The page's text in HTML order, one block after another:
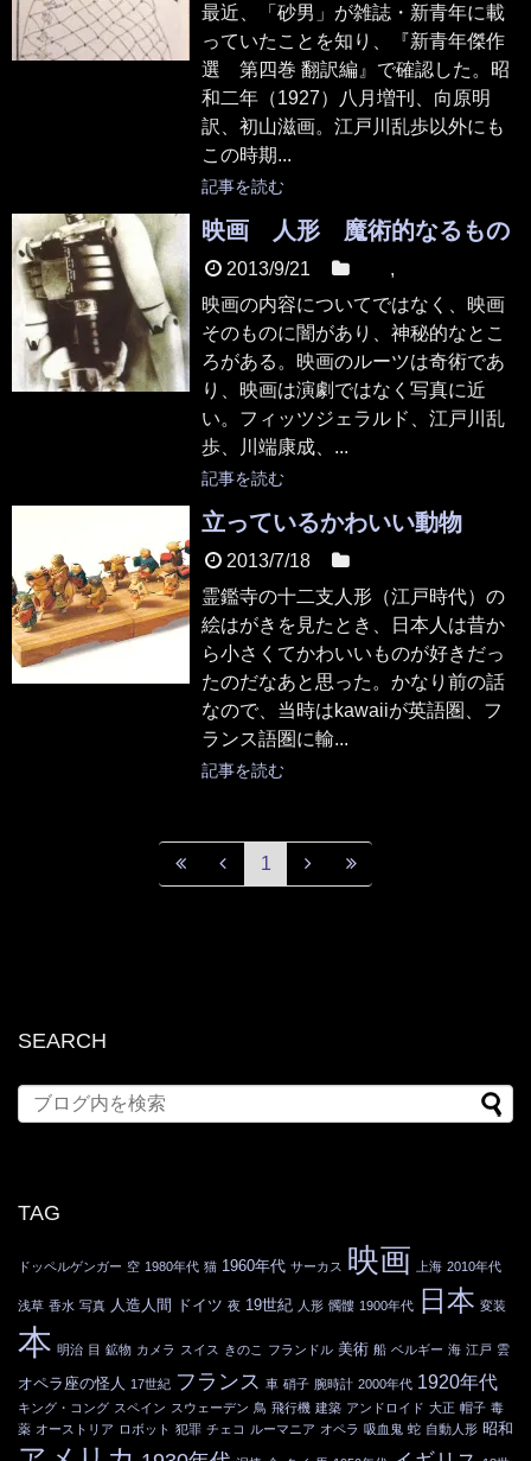
最近、「砂男」が雑誌・新青年に載
っていたことを知り、『新青年傑作
選 第四巻 翻訳編』で確認した。昭
和二年（1927）八月増刊、向原明
訳、初山滋画。江戸川乱歩以外にも
この時期...
記事を読む
映画 人形 魔術的なるもの
2013/9/21 ,
映画の内容についてではなく、映画
そのものに闇があり、神秘的なとこ
ろがある。映画のルーツは奇術であ
り、映画は演劇ではなく写真に近
い。フィッツジェラルド、江戸川乱
歩、川端康成、...
記事を読む
立っているかわいい動物
2013/7/18
霊鑑寺の十二支人形（江戸時代）の
絵はがきを見たとき、日本人は昔か
ら小さくてかわいいものが好きだっ
たのだなあと思った。かなり前の話
なので、当時はkawaiiが英語圏、フ
ランス語圏に輸...
記事を読む
1
SEARCH
TAG
ドッペルゲンガー 空 1980年代 猫 1960年代 サーカス 映画 上海 2010年代
浅草 香水 写真 人造人間 ドイツ 夜 19世紀 人形 髑髏 1900年代 日本 変装
本 明治 目 鉱物 カメラ スイス きのこ フランドル 美術 船 ベルギー 海 江戸 雲
オペラ座の怪人 17世紀 フランス 車 硝子 腕時計 2000年代 1920年代
キング・コング スペイン スウェーデン 鳥 飛行機 建築 アンドロイド 大正 帽子 毒
薬 オーストリア ロボット 犯罪 チェコ ルーマニア オペラ 吸血鬼 蛇 自動人形 昭和